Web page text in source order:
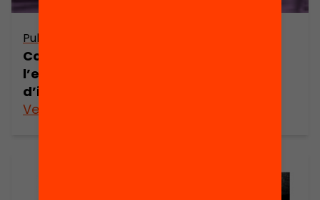
Publicació
Com participen mares i pares a
l’escola? Diversitat familiar i
d’implicació en educació
Veure’n més